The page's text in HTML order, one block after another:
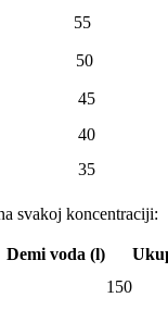
55
50
45
40
35
svakoj koncentraciji:
Demi voda (l)
150